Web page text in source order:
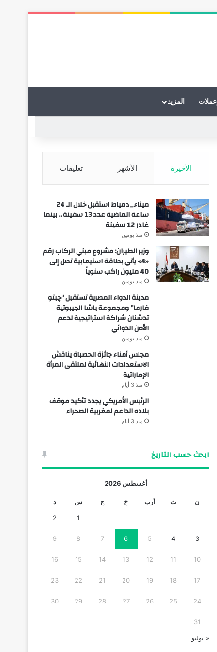
المزيد
الأخيرة الأشهر تعليقات
ميناء_دمياط استقبل خلال الـ 24
ساعة الماضية عدد 13 سفينة .. بينما
غادر 12 سفينة
منذ يومين
وزير الطيران: مشروع مبني الركاب رقم
«4» يأتي بطاقة استيعابية تصل إلى
40 مليون راكب سنوياً
منذ يومين
مدينة الدواء المصرية تستقبل “چبتو
فارما” ومجموعة باشا الجيبوتية
تدشنان شراكة استراتيجية لدعم
الأمن الدوائي
منذ يومين
مجلس أمناء جائزة الحصباة يناقش
الاستعدادات النهائية لملتقى المرأة
الإماراتية
منذ 3 أيام
الرئيس الأمريكي يجدد تأكيد موقف
بلاده الداعم لمغربية الصحراء
منذ 3 أيام
ابحث حسب التاريخ
أغسطس 2026
ن ث أرب خ ج س د
1
2
3
4
5
6
7
8
9
10
11
12
13
14
15
16
17
18
19
20
21
22
23
24
25
26
27
28
29
30
31
« يوليو